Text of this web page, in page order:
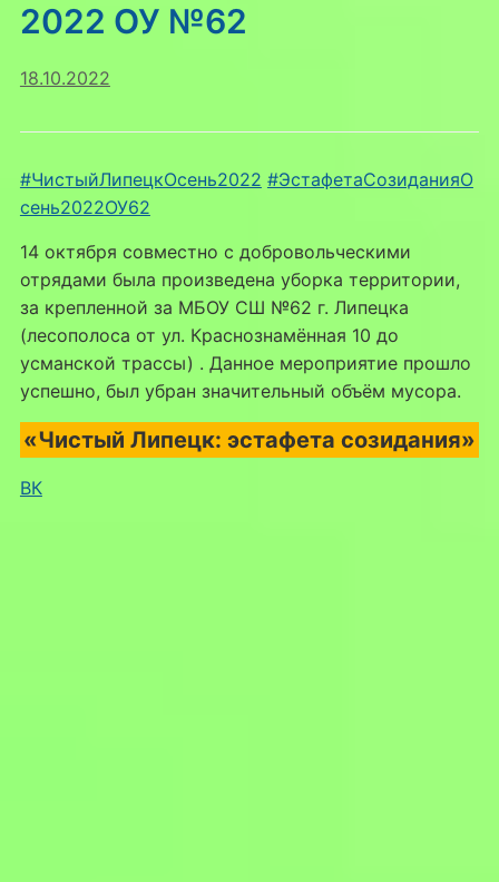
2022 ОУ №62
18.10.2022
#ЧистыйЛипецкОсень2022 #ЭстафетаСозиданияО
сень2022ОУ62
14 октября совместно с добровольческими
отрядами была произведена уборка территории,
за крепленной за МБОУ СШ №62 г. Липецка
(лесополоса от ул. Краснознамённая 10 до
усманской трассы) . Данное мероприятие прошло
успешно, был убран значительный объём мусора.
«Чистый Липецк: эстафета созидания»
ВК